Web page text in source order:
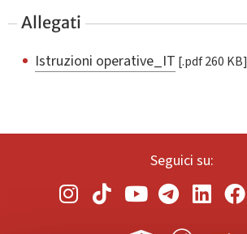
Allegati
Istruzioni operative_IT [.pdf 260 KB]
Seguici su: